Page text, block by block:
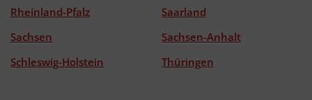
Rheinland-Pfalz
Saarland
Sachsen
Sachsen-Anhalt
Schleswig-Holstein
Thüringen